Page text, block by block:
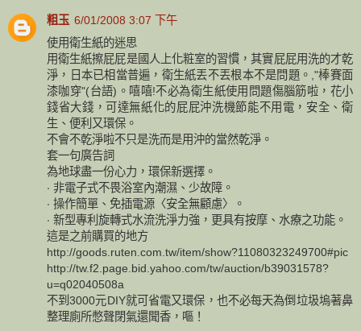
粗玉 6/01/2008 3:07 下午
使用衛生紙的迷思
用衛生紙擦屁屁是國人上化粧室的習慣，其實屁屁用洗的才乾
淨，日本已相當普遍，衛生紙丟不丟根本不是問題。,"棒賽面
漆咖穿"(台語)。嘻嘻!不必為衛生紙使用問題傷腦筋啦，花小
錢省大錢，可達無紙化的屁屁沖洗機節能不用電，安全、衛
生、便利又環保。
不會不乾淨啦不只是洗而是用沖的當然乾淨。
套一句廣告詞
為地球盡一份心力，環保新選擇。
‧ 非電子式不畏浴室內潮濕、少故障。
‧ 操作簡單、免插電源〈安全無顧慮〉。
‧ 新型專利旋轉式水流洗淨力強，更具有按摩、水療之功能。
這是之前購買的地方
http://goods.ruten.com.tw/item/show?11080323249700#pic
http://tw.f2.page.bid.yahoo.com/tw/auction/b39031578?
u=q02040508a
不到3000元DIY就可省電又環保，也不必每天為倒垃圾塢著鼻
整理廁所憋聲閉氣還聞香，嘔！